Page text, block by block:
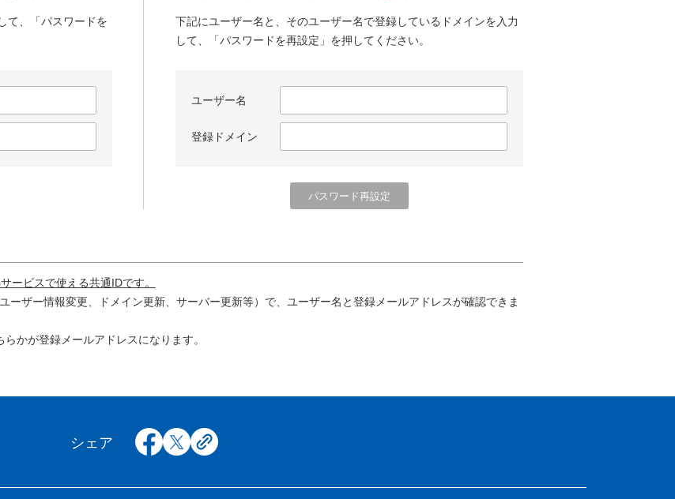
て、「パスワードを
下記にユーザー名と、そのユーザー名で登録しているドメインを入力
して、「パスワードを再設定」を押してください。
ユーザー名
登録ドメイン
ービスで使える共通IDです。
ーザー情報変更、ドメイン更新、サーバー更新等）で、ユーザー名と登録メールアドレスが確認できま
かが登録メールアドレスになります。
シェア facebook
x copy